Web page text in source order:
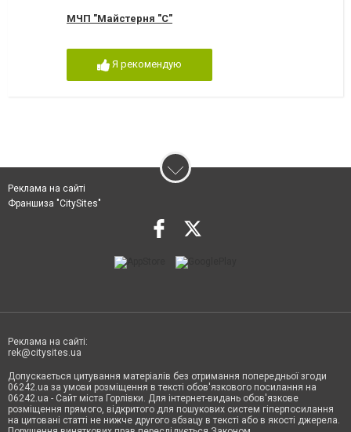
МЧП "Майстерня "С"
Я рекомендую
Реклама на сайті
Франшиза "CitySites"
Реклама на сайті:
rek@citysites.ua
Допускається цитування матеріалів без отримання попередньої згоди
06242.ua за умови розміщення в тексті обов'язкового посилання на
06242.ua - Сайт міста Горлівки. Для інтернет-видань обов'язкове
розміщення прямого, відкритого для пошукових систем гіперпосилання
на цитовані статті не нижче другого абзацу в тексті або в якості джерела.